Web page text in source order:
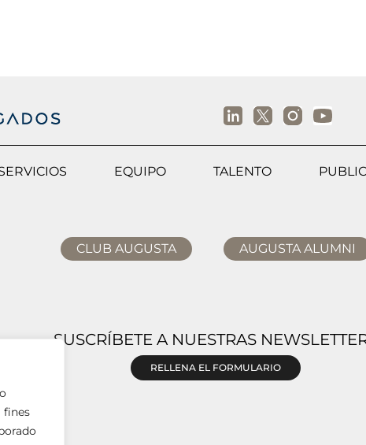
fines
EQUIPO TALENTO
CLUB AUGUSTA AUGUSTA ALUMNI
SUSCRÍBETE A NUESTRAS
RELLENA EL FORMULARIO